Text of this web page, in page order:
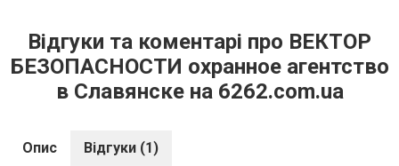
Відгуки та коментарі про ВЕКТОР
БЕЗОПАСНОСТИ охранное агентство
в Славянске на 6262.com.ua
Опис Відгуки (1)